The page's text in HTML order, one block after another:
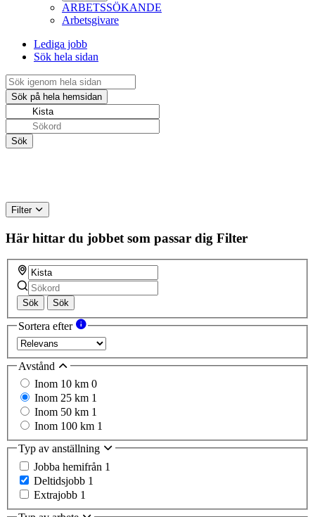
ARBETSSÖKANDE
Arbetsgivare
Lediga jobb
Sök hela sidan
Filter
Här hittar du jobbet som passar dig Filter
Sök Sök
Sortera efter
Avstånd
Inom 10 km 0
Inom 25 km 1
Inom 50 km 1
Inom 100 km 1
Typ av anställning
Jobba hemifrån 1
Deltidsjobb 1
Extrajobb 1